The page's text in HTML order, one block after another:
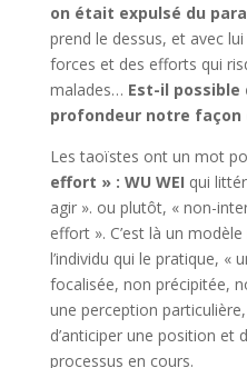
on était expulsé du
prend le dessus, et avec
forces et des efforts qui
malades… Est-il
profondeur notre façon
Les taoïstes ont un mot
effort » : WU WEI qui
agir ». ou plutôt, « non-
effort ». C’est là un
l’individu qui le pratique, «
focalisée, non précipitée,
une perception
d’anticiper une position et
processus en cours.